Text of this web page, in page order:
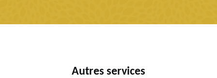
Autres services